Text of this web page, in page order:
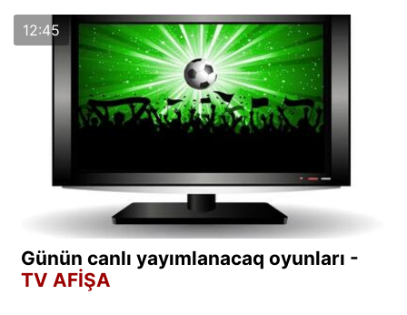
12:45
Günün canlı yayımlanacaq oyunları -
TV AFİŞA